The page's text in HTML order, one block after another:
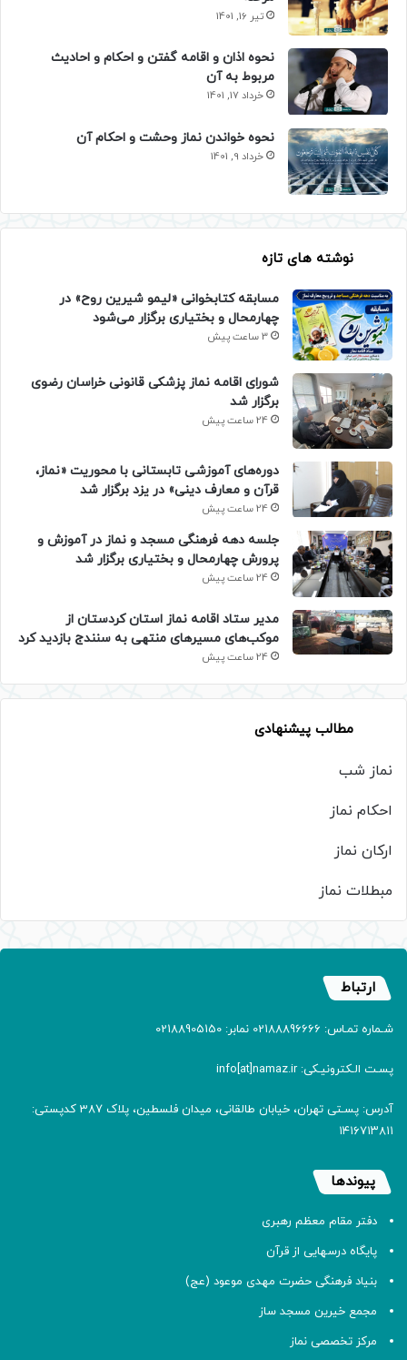
تیر 16, 1401
نحوه اذان و اقامه گفتن و احکام و احادیث
مربوط به آن
خرداد 17, 1401
نحوه خواندن نماز وحشت و احکام آن
خرداد 9, 1401
نوشته های تازه
مسابقه کتابخوانی «لیمو شیرین روح» در
چهارمحال و بختیاری برگزار می‌شود
3 ساعت پیش
شورای اقامه نماز پزشکی قانونی خراسان رضوی
برگزار شد
24 ساعت پیش
دوره‌های آموزشی تابستانی با محوریت «نماز،
قرآن و معارف دینی» در یزد برگزار شد
24 ساعت پیش
جلسه دهه فرهنگی مسجد و نماز در آموزش و
پرورش چهارمحال و بختیاری برگزار شد
24 ساعت پیش
مدیر ستاد اقامه نماز استان کردستان از
موکب‌های مسیرهای منتهی به سنندج بازدید کرد
24 ساعت پیش
مطالب پیشنهادی
نماز شب
احکام نماز
ارکان نماز
مبطلات نماز
ارتباط
شـماره تمـاس: 02188896666 نمابر: 02188905150
پسـت الـکترونیـکی: info[at]namaz.ir
آدرس: پسـتی تهران، خیابان طالقانی، میدان فلسطین، پلاک 387 کدپستی:
۱۴۱۶۷۱۳۸۱۱
پیوندها
دفتر مقام معظم رهبری
پایگاه درسهایی از قرآن
بنیاد فرهنگی حضرت مهدی موعود (عج)
مجمع خیرین مسجد ساز
مرکز تخصصی نماز